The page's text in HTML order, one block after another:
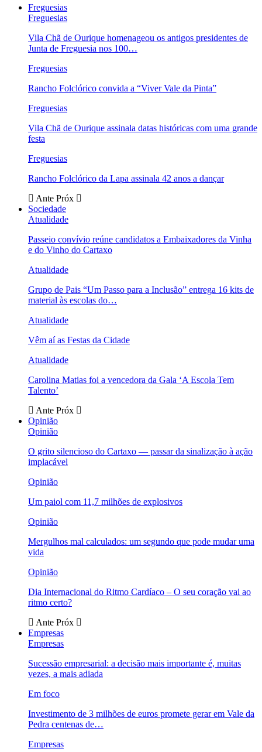
Freguesias
Freguesias
Vila Chã de Ourique homenageou os antigos presidentes de
Junta de Freguesia nos 100…
Freguesias
Rancho Folclórico convida a “Viver Vale da Pinta”
Freguesias
Vila Chã de Ourique assinala datas históricas com uma grande
festa
Freguesias
Rancho Folclórico da Lapa assinala 42 anos a dançar
Ante Próx
Sociedade
Atualidade
Passeio convívio reúne candidatos a Embaixadores da Vinha
e do Vinho do Cartaxo
Atualidade
Grupo de Pais “Um Passo para a Inclusão” entrega 16 kits de
material às escolas do…
Atualidade
Vêm aí as Festas da Cidade
Atualidade
Carolina Matias foi a vencedora da Gala ‘A Escola Tem
Talento’
Ante Próx
Opinião
Opinião
O grito silencioso do Cartaxo — passar da sinalização à ação
implacável
Opinião
Um paiol com 11,7 milhões de explosivos
Opinião
Mergulhos mal calculados: um segundo que pode mudar uma
vida
Opinião
Dia Internacional do Ritmo Cardíaco – O seu coração vai ao
ritmo certo?
Ante Próx
Empresas
Empresas
Sucessão empresarial: a decisão mais importante é, muitas
vezes, a mais adiada
Em foco
Investimento de 3 milhões de euros promete gerar em Vale da
Pedra centenas de…
Empresas